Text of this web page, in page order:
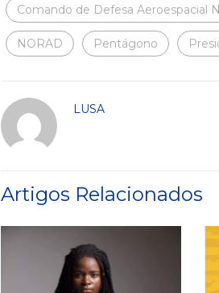
Comando de Defesa Aeroespacial
NORAD Pentágono
LUSA
Artigos Relacionados